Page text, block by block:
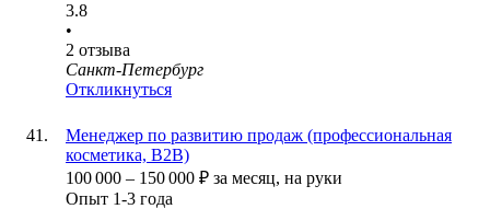
3.8
•
2 отзыва
Санкт-Петербург
Откликнуться
Менеджер по развитию продаж (профессиональная
косметика, B2B)
100 000 – 150 000 ₽ за месяц, на руки
Опыт 1-3 года